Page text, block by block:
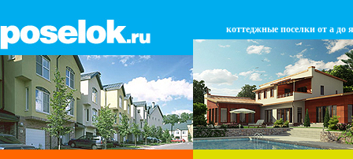
коттеджные поселки от а до я